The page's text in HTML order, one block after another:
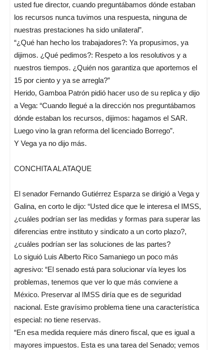
usted fue director, cuando preguntábamos dónde estaban
los recursos nunca tuvimos una respuesta, ninguna de
nuestras prestaciones ha sido unilateral”.
“¿Qué han hecho los trabajadores?: Ya propusimos, ya
dijimos. ¿Qué pedimos?: Respeto a los resolutivos y a
nuestros tiempos. ¿Quién nos garantiza que aportemos el
15 por ciento y ya se arregla?”
Herido, Gamboa Patrón pidió hacer uso de su replica y dijo
a Vega: “Cuando llegué a la dirección nos preguntábamos
dónde estaban los recursos, dijimos: hagamos el SAR.
Luego vino la gran reforma del licenciado Borrego”.
Y Vega ya no dijo más.
CONCHITA AL ATAQUE
El senador Fernando Gutiérrez Esparza se dirigió a Vega y
Galina, en corto le dijo: “Usted dice que le interesa el IMSS,
¿cuáles podrían ser las medidas y formas para superar las
diferencias entre instituto y sindicato a un corto plazo?,
¿cuáles podrían ser las soluciones de las partes?
Lo siguió Luis Alberto Rico Samaniego un poco más
agresivo: “El senado está para solucionar vía leyes los
problemas, tenemos que ver lo que más conviene a
México. Preservar al IMSS diría que es de seguridad
nacional. Este gravísimo problema tiene una característica
especial: no tiene reservas.
“En esa medida requiere más dinero fiscal, que es igual a
mayores impuestos. Esta es una tarea del Senado; vemos